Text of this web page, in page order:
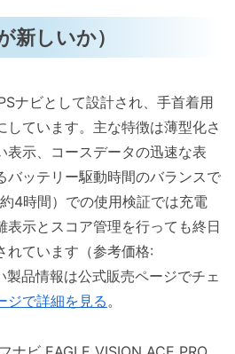
は実戦で使えるレベルです
（注意点）は？
ェックすべきポイントは？
と購入判断のポイント（価格
）
／薦めない人（結論ファー
判断基準と最終判断
新しいか）
ナビとして設計され、手首着用
しています。主な特徴は薄型化さ
表示、コースデータの迅速な表
バッテリー駆動時間のバランスで
4時間）での使用検証では充電
表示とスコア管理を行っても終日
れています（参考価格:
品情報は公式販売ページでチェ
ジで詳細を見る。